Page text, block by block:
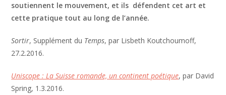
soutiennent le mouvement, et ils défendent cet art et
cette pratique tout au long de l’année.
Sortir, Supplément du Temps, par Lisbeth Koutchoumoff,
27.2.2016.
Uniscope : La Suisse romande, un continent poétique, par David
Spring, 1.3.2016.